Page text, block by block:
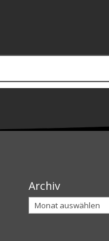
Archiv
Archiv